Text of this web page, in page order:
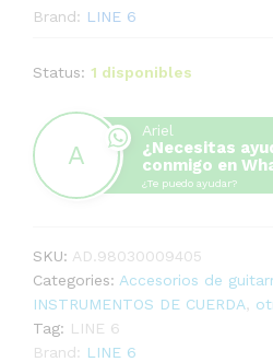
Brand: LINE 6
Status: 1 disponibles
Ariel
¿Necesitas
conmigo en
¿Te puedo ayudar?
SKU: AD.98030009405
Categories: Accesorios de
INSTRUMENTOS DE CUERDA
Tag: LINE 6
Brand: LINE 6